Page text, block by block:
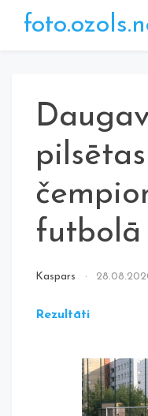
pilsētas
futbolā
Kaspars
Rezultāti